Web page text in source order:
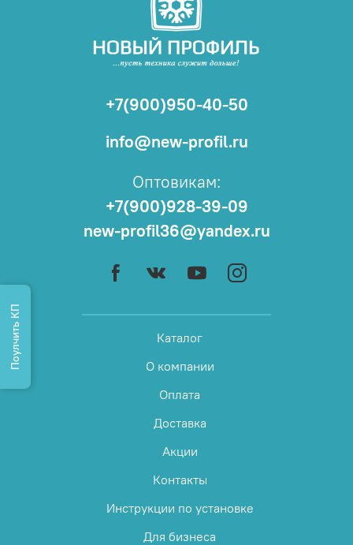
Каталог
О компании
Оплата
Доставка
Акции
Контакты
Инструкции по установке
Для бизнеса
+7(900)950-40-50
info@new-profil.ru
Оптовикам:
+7(900)928-39-09
new-profil36@yandex.ru
Поулчить КП